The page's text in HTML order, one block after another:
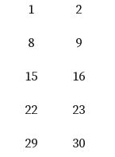
1
2
8
9
15
16
22
23
29
30